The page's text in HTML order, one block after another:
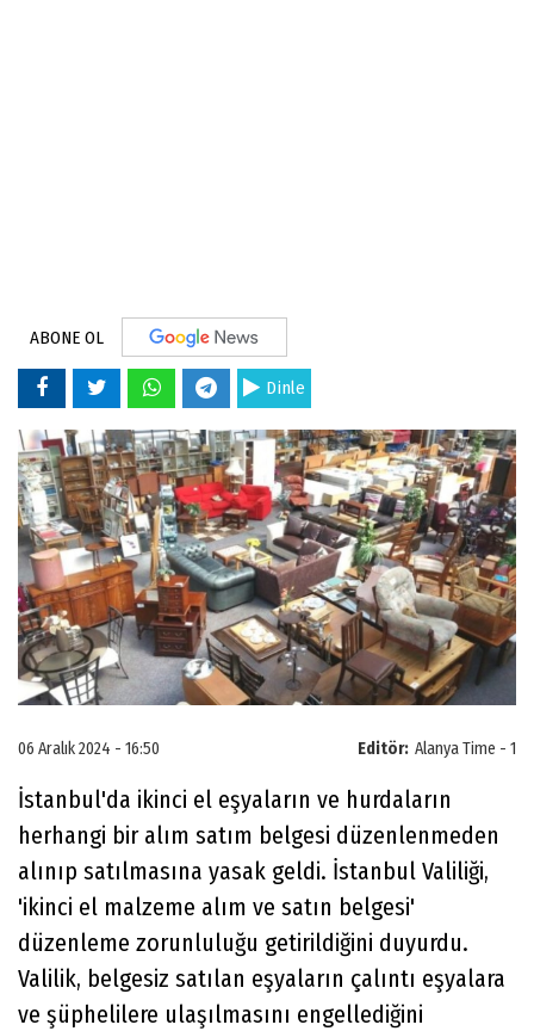
ABONE OL
Dinle
Editör: Alanya Time - 1
06 Aralık 2024 - 16:50
İstanbul'da ikinci el eşyaların ve hurdaların
herhangi bir alım satım belgesi düzenlenmeden
alınıp satılmasına yasak geldi. İstanbul Valiliği,
'ikinci el malzeme alım ve satın belgesi'
düzenleme zorunluluğu getirildiğini duyurdu.
Valilik, belgesiz satılan eşyaların çalıntı eşyalara
ve şüphelilere ulaşılmasını engellediğini